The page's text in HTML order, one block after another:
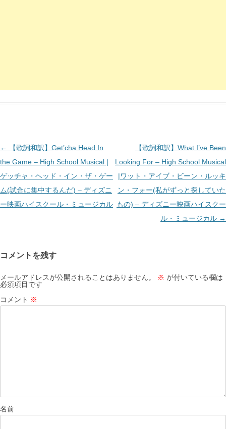
投
稿
ナ
ビ
ゲ
ン
←
【歌詞和訳】Get’cha Head In
the Game – High School Musical |
ゲッチャ・ヘッド・イン・ザ・ゲー
ム(試合に集中するんだ) – ディズニ
ー映画ハイスクール・ミュージカル
【歌詞和訳】What I’ve Been
Looking For – High School Musical
|ワット・アイブ・ビーン・ルッキ
ン・フォー(私がずっと探していた
もの) – ディズニー映画ハイスクー
ル・ミュージカル →
コメントを残す
メールアドレスが公開されることはありません。 ※ が付いている欄は
必須項目です
コメント ※
名前